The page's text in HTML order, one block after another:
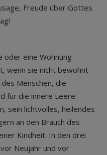
Freude über Gottes
oder eine Wohnung
wenn sie nicht bewohnt
Menschen, die
für die innere Leere.
sein lichtvolles, heilendes
an den Brauch des
Kindheit. In den drei
Neujahr und vor